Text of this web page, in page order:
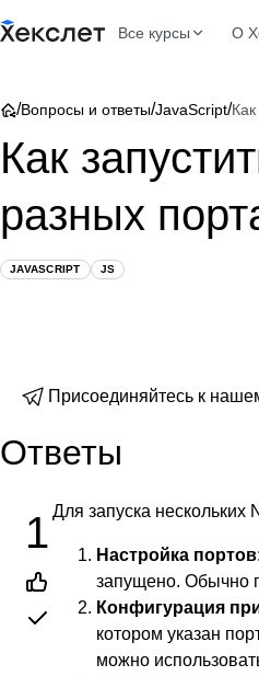
Все курсы О
/Вопросы и ответы/JavaScript/
Как
разных
JAVASCRIPT JS
Присоединяйтесь к
Ответы
1 Для запуска
Настройка портов
запущено. Обычно
Конфигурация
котором указан
можно